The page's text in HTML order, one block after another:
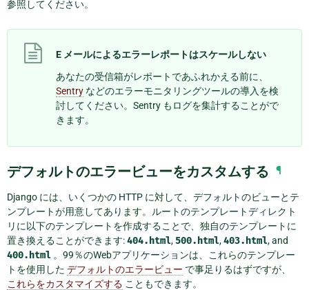
参照してください。
E メールによるエラーレポートはスケールしない
あなたの受信箱がレポートであふれかえる前に、
Sentry などのエラーモニタリングツールの導入を検
討してください。Sentry もログを集計することがで
きます。
デフォルトのエラービューをカスタムする ¶
Django には、いくつかの HTTP に対して、デフォルトのビューとテ
ンプレートが用意してあります。ルートのテンプレートディレクト
リに以下のテンプレートを作成することで、独自のテンプレートに
置き換えることができます:404.html,500.html,403.html, and
400.html 。99％のWebアプリケーションは、これらのテンプレー
トを使用した デフォルトのエラービュー で事足りるはずですが、
これらをカスタマイズする こともできます。